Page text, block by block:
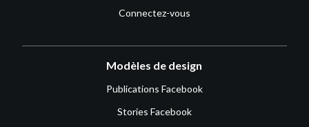
Connectez-vous
Modèles de design
Publications Facebook
Stories Facebook